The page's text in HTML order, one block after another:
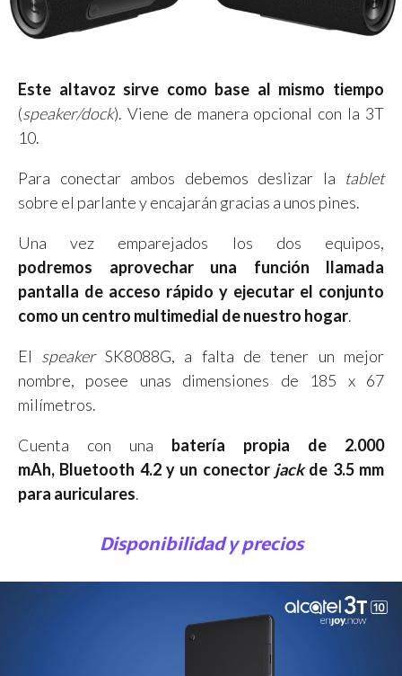
Este altavoz sirve como base al mismo tiempo
(speaker/dock). Viene de manera opcional con la 3T
10.
Para conectar ambos debemos deslizar la tablet
sobre el parlante y encajarán gracias a unos pines.
Una vez emparejados los dos equipos,
podremos aprovechar una función llamada
pantalla de acceso rápido y ejecutar el conjunto
como un centro multimedial de nuestro hogar.
El speakerSK8088G, a falta de tener un mejor
nombre, posee unas dimensiones de 185 x 67
milímetros.
Cuenta con una batería propia de 2.000
mAh, Bluetooth 4.2 y un conector jackde 3.5 mm
para auriculares.
Disponibilidad y precios